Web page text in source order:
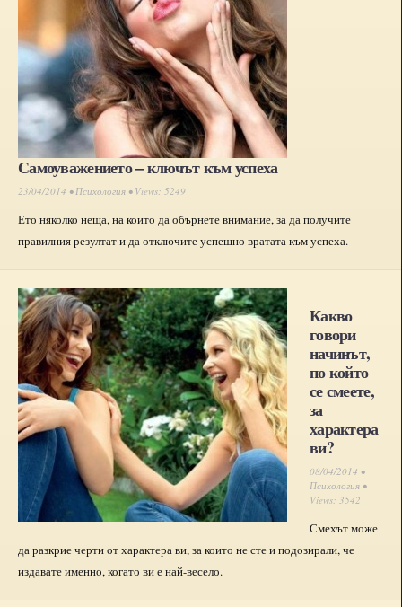
Самоуважението – ключът към успеха
23/04/2014 •Психология • Views: 5249
Ето няколко неща, на които да обърнете внимание, за да получите
правилния резултат и да отключите успешно вратата към успеха.
Какво
говори
начинът,
по който
се смеете,
за
характера
ви?
08/04/2014 •
Психология •
Views: 3542
Смехът може
да разкрие черти от характера ви, за които не сте и подозирали, че
издавате именно, когато ви е най-весело.